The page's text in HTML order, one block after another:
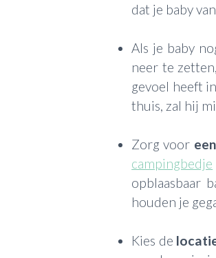
dat je baby
Als je baby
neer te
gevoel heeft
thuis, zal hij
Zorg voor
campingbedje
opblaasbaar
houden je
Kies de